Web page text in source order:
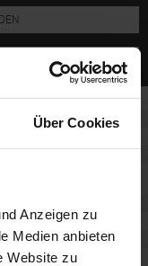
Über Cookies
Anzeigen zu
Medien anbieten
Website zu